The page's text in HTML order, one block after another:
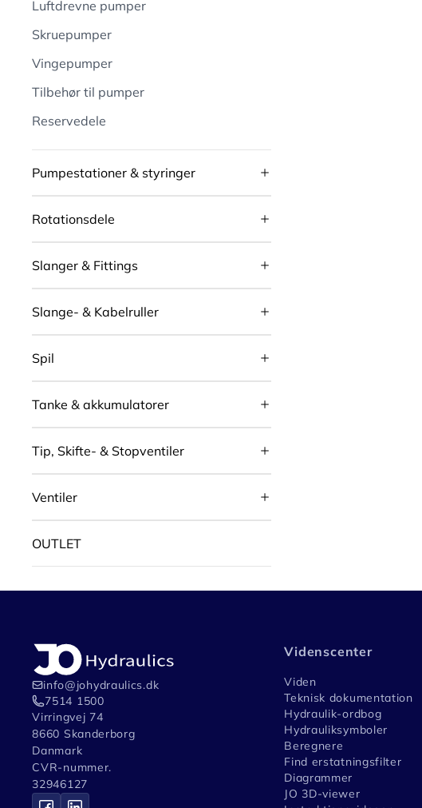
Luftdrevne pumper
Skruepumper
Vingepumper
Tilbehør til pumper
Reservedele
Pumpestationer & styringer
Rotationsdele
Slanger & Fittings
Slange- & Kabelruller
Spil
Tanke & akkumulatorer
Tip, Skifte- & Stopventiler
Ventiler
OUTLET
info@johydraulics.dk
7514 1500
Virringvej 74
8660 Skanderborg
Danmark
CVR-nummer.
32946127
Videnscenter
Viden
Teknisk dokumentation
Hydraulik-ordbog
Hydrauliksymboler
Beregnere
Find erstatningsfilter
Diagrammer
JO 3D-viewer